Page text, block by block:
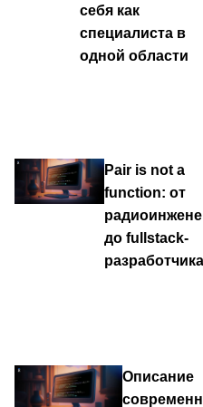
себя как
специалиста в
одной области
Pair is not a
function: от
до fullstack-
разработчика
Описание